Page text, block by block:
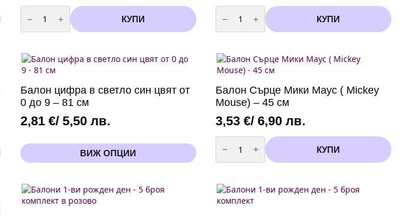
количество
за
Парти
украса
"Честит
1-
ви
Ден
"
-
син
КУПИ
количество
за
Комплект
балони
ден
КУПИ
Балон цифра в светло син цвят от
0 до 9 – 81 см
2,81 €/ 5,50 лв.
ВИЖ ОПЦИИ
This
product
multiple
variants.
The
Балон Сърце Мики Маус ( Mickey
Mouse) – 45 см
3,53€/ 6,90 лв.
количество
за
Балон
Сърце
(
Mickey
Mouse)
КУПИ